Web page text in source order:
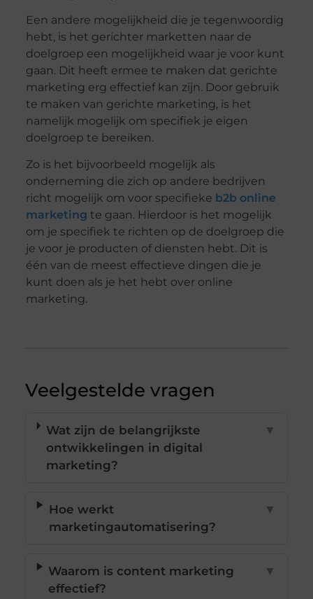
Een andere mogelijkheid die je tegenwoordig
hebt, is het gerichter marketten naar de
doelgroep een mogelijkheid waar je voor kunt
gaan. Dit heeft ermee te maken dat gerichte
marketing erg effectief kan zijn. Door gebruik
te maken van gerichte marketing, is het
namelijk mogelijk om specifiek je eigen
doelgroep te bereiken.
Zo is het bijvoorbeeld mogelijk als
onderneming die zich op andere bedrijven
richt mogelijk om voor specifieke b2b online
marketing te gaan. Hierdoor is het mogelijk
om je specifiek te richten op de doelgroep die
je voor je producten of diensten hebt. Dit is
één van de meest effectieve dingen die je
kunt doen als je het hebt over online
marketing.
Veelgestelde vragen
Wat zijn de belangrijkste
ontwikkelingen in digital
marketing?
▼
Hoe werkt
marketingautomatisering?
▼
Waarom is content marketing
effectief?
▼